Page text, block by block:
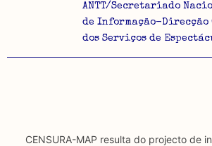
Teórica
ANTT/Secretariado
de Informação-Direcção
dos Serviços de
CENSURA-MAP resulta do projecto de